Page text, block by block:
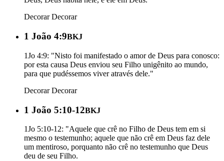
Decorar Decorar
1 João 4:9BKJ
1Jo 4:9: "Nisto foi manifestado o amor de Deus para conosco:
por esta causa Deus enviou seu Filho unigênito ao mundo,
para que pudéssemos viver através dele."
Decorar Decorar
1 João 5:10-12BKJ
1Jo 5:10-12: "Aquele que crê no Filho de Deus tem em si
mesmo o testemunho; aquele que não crê em Deus faz dele
um mentiroso, porquanto não crê no testemunho que Deus
deu de seu Filho.